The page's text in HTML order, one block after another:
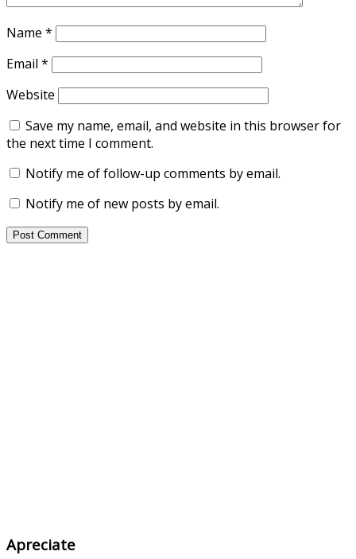
Name *
Email *
Website
Save my name, email, and website in this browser for
the next time I comment.
Notify me of follow-up comments by email.
Notify me of new posts by email.
Apreciate